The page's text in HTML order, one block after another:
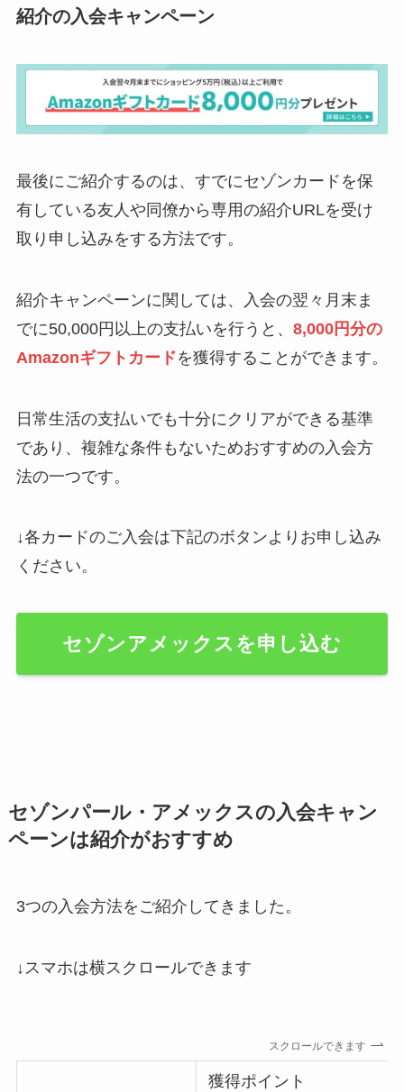
紹介の入会キャンペーン
最後にご紹介するのは、すでにセゾンカードを保
有している友人や同僚から専用の紹介URLを受け
取り申し込みをする方法です。
紹介キャンペーンに関しては、入会の翌々月末ま
でに50,000円以上の支払いを行うと、 8,000円分の
Amazonギフトカードを獲得することができます。
日常生活の支払いでも十分にクリアができる基準
であり、複雑な条件もないためおすすめの入会方
法の一つです。
↓各カードのご入会は下記のボタンよりお申し込み
ください。
セゾンアメックスを申し込む
セゾンパール・アメックスの入会キャン
ペーンは紹介がおすすめ
3つの入会方法をご紹介してきました。
↓スマホは横スクロールできます
スクロールできます
獲得ポイント